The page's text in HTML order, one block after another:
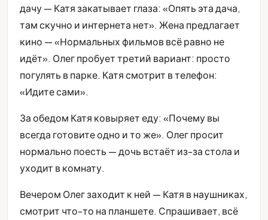
дачу — Катя закатывает глаза: «Опять эта дача,
там скучно и интернета нет». Жена предлагает
кино — «Нормальных фильмов всё равно не
идёт». Олег пробует третий вариант: просто
погулять в парке. Катя смотрит в телефон:
«Идите сами».
За обедом Катя ковыряет еду: «Почему вы
всегда готовите одно и то же». Олег просит
нормально поесть — дочь встаёт из-за стола и
уходит в комнату.
Вечером Олег заходит к ней — Катя в наушниках,
смотрит что-то на планшете. Спрашивает, всё